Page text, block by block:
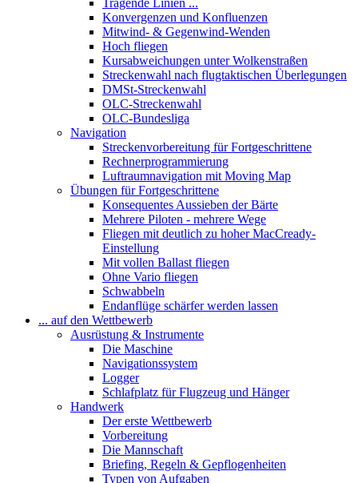
Tragende Linien ...
Konvergenzen und Konfluenzen
Mitwind- & Gegenwind-Wenden
Hoch fliegen
Kursabweichungen unter Wolkenstraßen
Streckenwahl nach flugtaktischen Überlegungen
DMSt-Streckenwahl
OLC-Streckenwahl
OLC-Bundesliga
Navigation
Streckenvorbereitung für Fortgeschrittene
Rechnerprogrammierung
Luftraumnavigation mit Moving Map
Übungen für Fortgeschrittene
Konsequentes Aussieben der Bärte
Mehrere Piloten - mehrere Wege
Fliegen mit deutlich zu hoher MacCready-
Einstellung
Mit vollen Ballast fliegen
Ohne Vario fliegen
Schwabbeln
Endanflüge schärfer werden lassen
... auf den Wettbewerb
Ausrüstung & Instrumente
Die Maschine
Navigationssystem
Logger
Schlafplatz für Flugzeug und Hänger
Handwerk
Der erste Wettbewerb
Vorbereitung
Die Mannschaft
Briefing, Regeln & Gepflogenheiten
Typen von Aufgaben